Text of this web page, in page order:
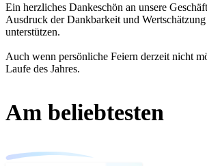
Ein herzliches Dankeschön an unsere
Ausdruck der Dankbarkeit und
unterstützen.
Auch wenn persönliche Feiern derzeit nicht
Laufe des Jahres.
Am beliebtesten